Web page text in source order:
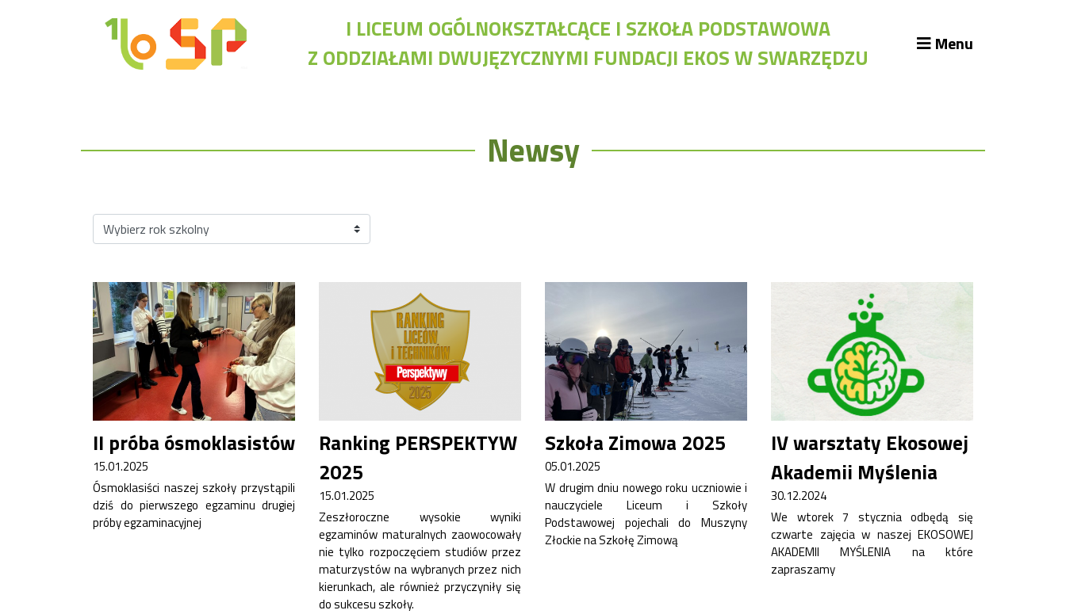
I LICEUM OGÓLNOKSZTAŁCĄCE I SZKOŁA PODSTAWOWA
Z ODDZIAŁAMI DWUJĘZYCZNYMI FUNDACJI EKOS W SWARZĘDZU
Menu
Regulamin rekrutacji do LO
Przykładowe arkusze egzaminu wstępnego
Stypendia naukowe
Plan nauczania liceum 4-letniego
Biblioteka Szkolna
Kontakty zagraniczne
Newsy
Obóz adaptacyjny
Polityka ochrony dzieci
Przewodniczący Rady Szkoły
Szkoła zimowa
Warsztaty interdyscyplinarne
Wykaz podręczników
Zajęcia pozalekcyjne
Classroom
Rekrutacja SP
O nas
Regulamin rekrutacji do SP
Potrzebne dokumenty
Newsy
II próba ósmoklasistów
15.01.2025
Ósmoklasiści naszej szkoły przystąpili
dziś do pierwszego egzaminu drugiej
próby egzaminacyjnej
Ranking PERSPEKTYW
2025
15.01.2025
Zeszłoroczne wysokie wyniki
egzaminów maturalnych zaowocowały
nie tylko rozpoczęciem studiów przez
maturzystów na wybranych przez nich
kierunkach, ale również przyczyniły się
do sukcesu szkoły.
Szkoła Zimowa 2025
05.01.2025
W drugim dniu nowego roku uczniowie i
nauczyciele Liceum i Szkoły
Podstawowej pojechali do Muszyny
Złockie na Szkołę Zimową
IV warsztaty Ekosowej
Akademii Myślenia
30.12.2024
We wtorek 7 stycznia odbędą się
czwarte zajęcia w naszej EKOSOWEJ
AKADEMII MYŚLENIA na które
zapraszamy